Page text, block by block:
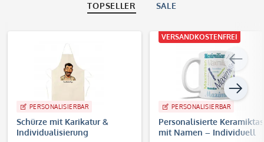
TOPSELLER SALE
PERSONALISIERBAR
Schürze mit Karikatur &
Individualisierung
VERSANDKOSTENFREI
PERSONALISIERBAR
Personalisierte
mit Namen – Individuell